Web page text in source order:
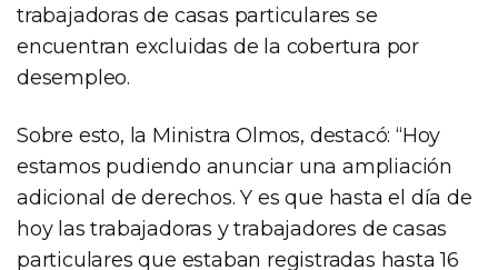
trabajadoras de casas particulares se
encuentran excluidas de la cobertura por
desempleo.
Sobre esto, la Ministra Olmos, destacó: “Hoy
estamos pudiendo anunciar una ampliación
adicional de derechos. Y es que hasta el día de
hoy las trabajadoras y trabajadores de casas
particulares que estaban registradas hasta 16